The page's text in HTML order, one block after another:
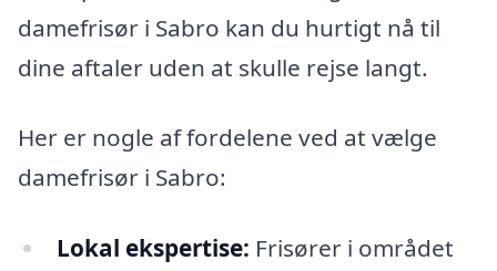
damefrisør i Sabro kan du hurtigt nå til
dine aftaler uden at skulle rejse langt.
Her er nogle af fordelene ved at vælge
damefrisør i Sabro:
Lokal ekspertise: Frisører i området